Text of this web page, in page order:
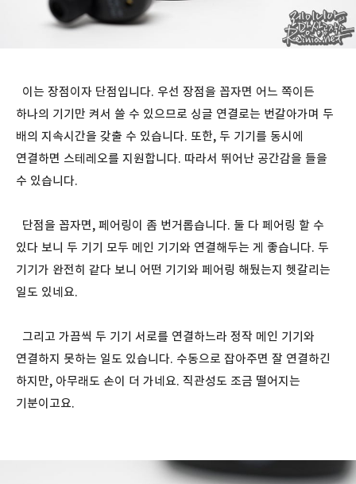
이는 장점이자 단점입니다. 우선 장점을 꼽자면 어느 쪽이든
하나의 기기만 켜서 쓸 수 있으므로 싱글 연결로는 번갈아가며 두
배의 지속시간을 갖출 수 있습니다. 또한, 두 기기를 동시에
연결하면 스테레오를 지원합니다. 따라서 뛰어난 공간감을 들을
수 있습니다.
단점을 꼽자면, 페어링이 좀 번거롭습니다. 둘 다 페어링 할 수
있다 보니 두 기기 모두 메인 기기와 연결해두는 게 좋습니다. 두
기기가 완전히 같다 보니 어떤 기기와 페어링 해뒀는지 헷갈리는
일도 있네요.
그리고 가끔씩 두 기기 서로를 연결하느라 정작 메인 기기와
연결하지 못하는 일도 있습니다. 수동으로 잡아주면 잘 연결하긴
하지만, 아무래도 손이 더 가네요. 직관성도 조금 떨어지는
기분이고요.